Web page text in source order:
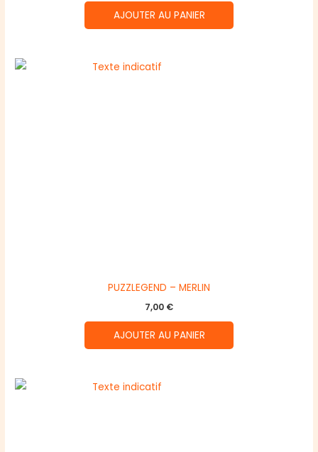
AJOUTER AU PANIER
PUZZLEGEND – MERLIN
7,00 €
AJOUTER AU PANIER